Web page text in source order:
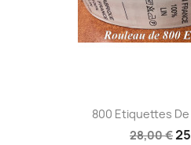
800 Etiquettes
28,00 €